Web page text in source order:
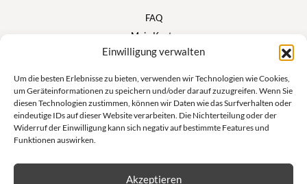
Einwilligung verwalten
Um die besten Erlebnisse zu bieten, verwenden wir Technologien wie Cookies,
um Geräteinformationen zu speichern und/oder darauf zuzugreifen. Wenn Sie
diesen Technologien zustimmen, können wir Daten wie das Surfverhalten oder
eindeutige IDs auf dieser Website verarbeiten. Die Nichterteilung oder der
Widerruf der Einwilligung kann sich negativ auf bestimmte Features und
Funktionen auswirken.
Akzeptieren
FAQ
Mein Konto
Warenkorb
Suivez nous
Newsletter